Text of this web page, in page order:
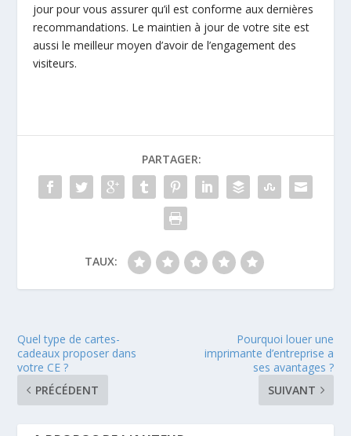
jour pour vous assurer qu’il est conforme aux dernières
recommandations. Le maintien à jour de votre site est
aussi le meilleur moyen d’avoir de l’engagement des
visiteurs.
PARTAGER:
TAUX:
Quel type de cartes-
cadeaux proposer dans
votre CE ?
PRÉCÉDENT
Pourquoi louer une
imprimante d’entreprise a
ses avantages ?
SUIVANT